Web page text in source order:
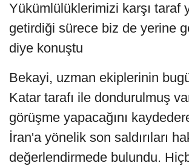
Yükümlülüklerimizi karşı taraf
getirdiği sürece biz de yerine
diye konuştu
Bekayi, uzman ekiplerinin
Katar tarafı ile dondurulmuş
görüşme yapacağını
İran'a yönelik son saldırıları
değerlendirmede bulundu.